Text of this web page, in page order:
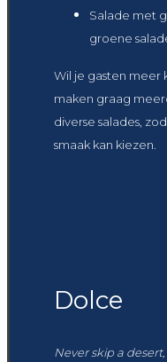
Salade met
groene
Wil je gasten meer
maken graag
diverse salades,
smaak kan kiezen.
Dolce
Never skip a